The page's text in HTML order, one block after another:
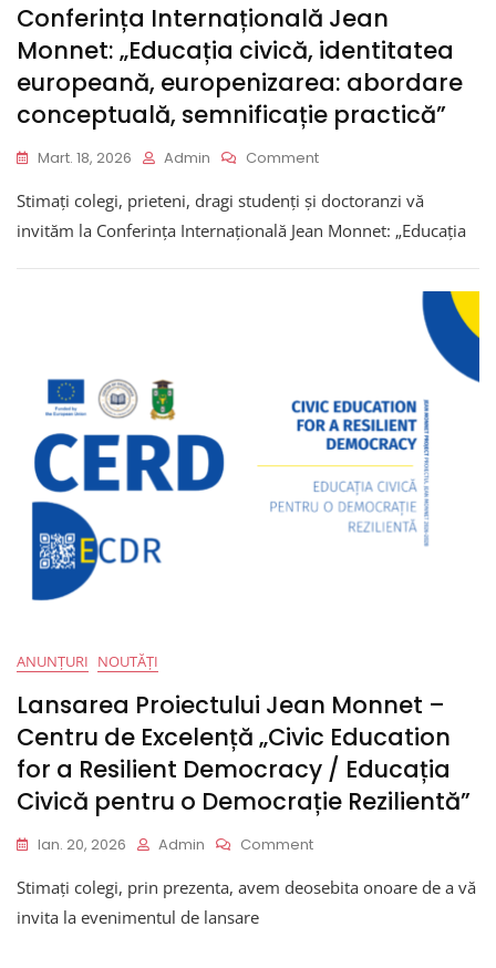
Conferința Internațională Jean
Monnet: „Educația civică, identitatea
europeană, europenizarea: abordare
conceptuală, semnificație practică”
Mart. 18, 2026 Admin CommentOn
Internațională
Jean
„Educația
Conceptuală,
Semnificație
Practică”
Stimați colegi, prieteni, dragi studenți și doctoranzi vă
invităm la Conferința Internațională Jean Monnet: „Educația
ANUNȚURI NOUTĂȚI
Lansarea Proiectului Jean Monnet –
Centru de Excelență „Civic Education
for a Resilient Democracy / Educația
Civică pentru o Democrație Rezilientă”
Ian. 20, 2026 Admin CommentOn
Proiectului
Stimați colegi, prin prezenta, avem deosebita onoare de a vă
invita la evenimentul de lansare